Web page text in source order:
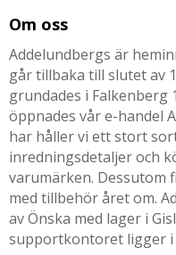
Om oss
Addelundbergs är
går tillbaka till slutet av
grundades i Falkenberg
öppnades vår e-handel
har håller vi ett stort
inredningsdetaljer och
varumärken. Dessutom
med tillbehör året om.
av Önska med lager i
supportkontoret ligger i